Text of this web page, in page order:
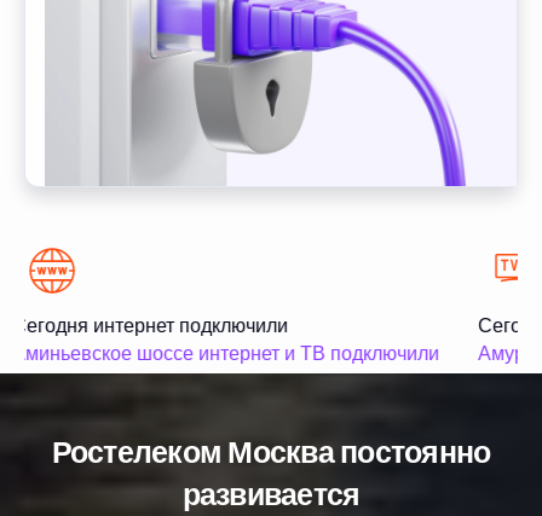
Сегодня интернет подключили
Аминьевское шоссе интернет и ТВ подключили
Ростелеком Москва постоянно
развивается